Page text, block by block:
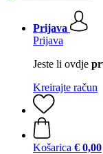
Prijava
Prijava
Jeste li ovdje
Kreirajte račun
Košarica € 0,00